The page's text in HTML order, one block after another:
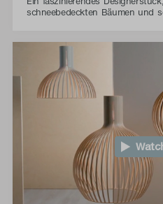
schneebedeckten Bäumen und